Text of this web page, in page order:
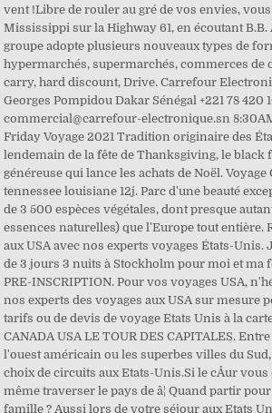
vent !Libre de rouler au gré de vos envies,
Mississippi sur la Highway 61, en écoutant B.B.
groupe adopte plusieurs nouveaux types de
hypermarchés, supermarchés, commerces de
carry, hard discount, Drive. Carrefour
Georges Pompidou Dakar Sénégal +221 78 420
commercial@carrefour-electronique.sn
Friday Voyage 2021 Tradition originaire des
lendemain de la fête de Thanksgiving, le black
généreuse qui lance les achats de Noël.
tennessee louisiane 12j. Parc d'une beauté
de 3 500 espèces végétales, dont presque
essences naturelles) que l'Europe tout entière.
aux USA avec nos experts voyages États-Unis.
de 3 jours 3 nuits à Stockholm pour moi et ma
PRE-INSCRIPTION. Pour vos voyages USA,
nos experts des voyages aux USA sur mesure
tarifs ou de devis de voyage Etats Unis à la carte
CANADA USA LE TOUR DES CAPITALES.
l'ouest américain ou les superbes villes du
choix de circuits aux Etats-Unis.Si le cÅur
même traverser le pays de â¦ Quand partir
famille ? Aussi lors de votre séjour aux Etats